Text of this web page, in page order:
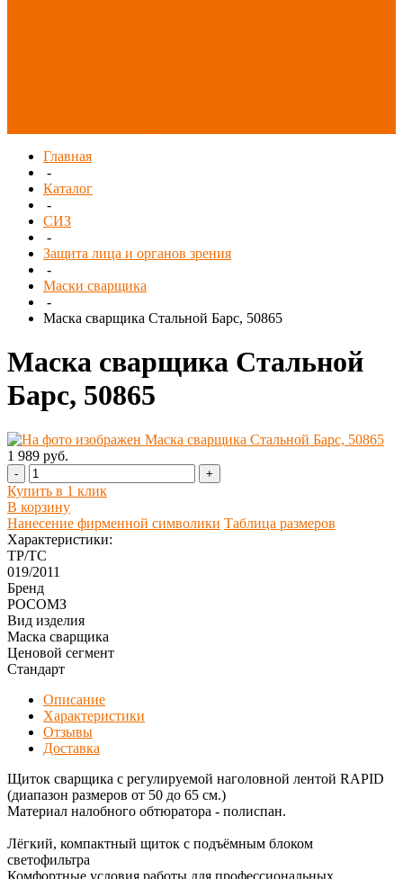
Главная
-
Каталог
-
СИЗ
-
Защита лица и органов зрения
-
Маски сварщика
-
Маска сварщика Стальной Барс, 50865
Маска сварщика Стальной
Барс, 50865
1 989 руб.
- +
Купить в 1 клик
В корзину
Нанесение фирменной символики Таблица размеров
Характеристики:
ТР/ТС
019/2011
Бренд
РОСОМЗ
Вид изделия
Маска сварщика
Ценовой сегмент
Стандарт
Описание
Характеристики
Отзывы
Доставка
Щиток сварщика с регулируемой наголовной лентой RAPID
(диапазон размеров от 50 до 65 см.)
Материал налобного обтюратора - полиспан.
Лёгкий, компактный щиток с подъёмным блоком
светофильтра
Комфортные условия работы для профессиональных